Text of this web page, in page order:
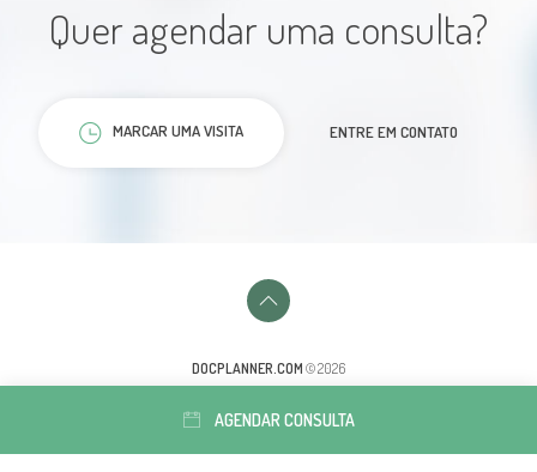
Estamos muito satisfeitos com a
recepção o exame e o atendimento
médico
Quer agendar uma consulta?
MARCAR UMA VISITA ENTRE EM CONTATO
DOCPLANNER.COM © 2026
AGENDAR CONSULTA